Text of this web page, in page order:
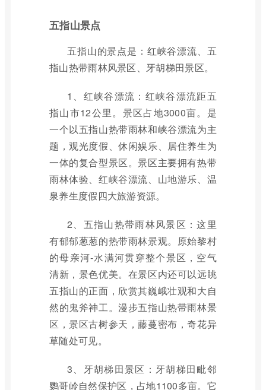
五指山景点
五指山的景点是：红峡谷漂流、五
指山热带雨林风景区、牙胡梯田景区。
1、红峡谷漂流：红峡谷漂流距五
指山市12公里。景区占地3000亩。是
一个以五指山热带雨林和峡谷漂流为主
题，观光度假、休闲娱乐、居住养生为
一体的复合型景区。景区主要拥有热带
雨林体验、红峡谷漂流、山地游乐、温
泉养生度假四大旅游资源。
2、五指山热带雨林风景区：这里
有郁郁葱葱的热带雨林景观。原始黎村
的母亲河-水满河贯穿整个景区，空气
清新，景色优美。在景区内还可以远眺
五指山的正面，欣赏其巍峨壮观和大自
然的鬼斧神工。漫步五指山热带雨林景
区，景区古树参天，藤蔓密布，奇花异
草随处可见。
3、牙胡梯田景区：牙胡梯田毗邻
鹦哥岭自然保护区，占地1100多亩。它